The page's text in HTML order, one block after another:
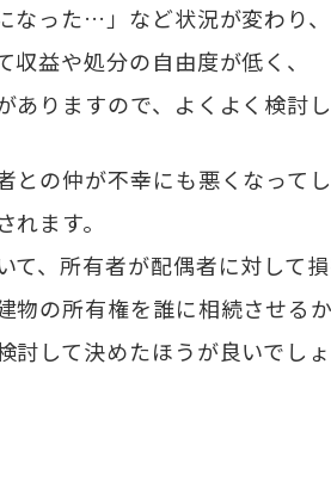
なった…」など状況が変わり
収益や処分の自由度が低く、
りますので、よくよく検討し
との仲が不幸にも悪くなってし
ます。
て、所有者が配偶者に対して
の所有権を誰に相続させるか
して決めたほうが良いでしょ